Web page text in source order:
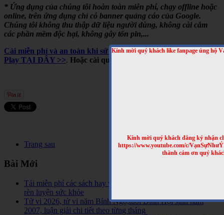
Kính mời quý khách like fanpage ủng hộ
Kính mời quý khách đăng ký nhận
https://www.youtube.com/c/
thành cảm ơn quý
* Ứng dụng của chúng tôi hoàn toàn miễn phí, chạy offline hoặc
online, trên ứng dụng chỉ có banner quảng cáo của Google.
Chúng tôi không thu thập dữ liệu người dùng, không cài cắm
các phần mềm độc hại, không gây tốn pin,...
Cài miễn phí và an toàn khi sử dụng cho Android, trên Google
Play TẠI ĐÂY >>. Hoặc cài qua mã QRCODE sau
Trang sau
Bài Mới
Tải miễn phí các sách hay về tinh hoa võ học trên Thế Giới,
rèn luyện sức khỏe
Tử vi 2026, tử vi năm Bính Ngọ,tuổi Đinh Hợi sinh năm
2007, luận giải chi tiết theo từng tháng